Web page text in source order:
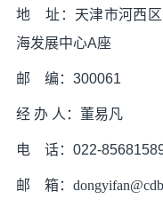
地
址：天津市河西
海发展中心A座
邮 编： 300061
经 办 人：董易凡
电 话： 022-
邮 箱：